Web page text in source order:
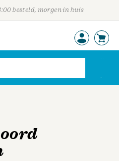
besteld, morgen in huis